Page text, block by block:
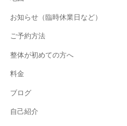
お知らせ（臨時休業日など）
ご予約方法
整体が初めての方へ
料金
ブログ
自己紹介